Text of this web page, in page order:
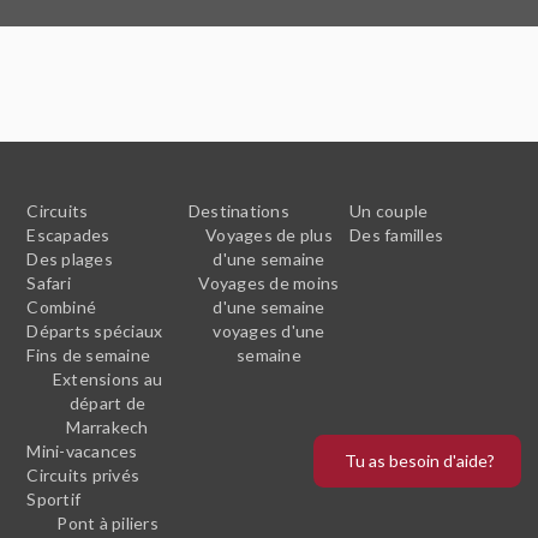
Circuits
Escapades
Des plages
Safari
Combiné
Départs spéciaux
Fins de semaine
Extensions au
départ de
Marrakech
Mini-vacances
Circuits privés
Sportif
Pont à piliers
Destinations
Voyages de plus
d'une semaine
Voyages de moins
d'une semaine
voyages d'une
semaine
Un couple
Des familles
Tu as besoin d'aide?